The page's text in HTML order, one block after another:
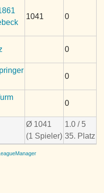
1041 0
0
0
0
Ø 1041
(1 Spieler)
1.0 / 5
35. Platz